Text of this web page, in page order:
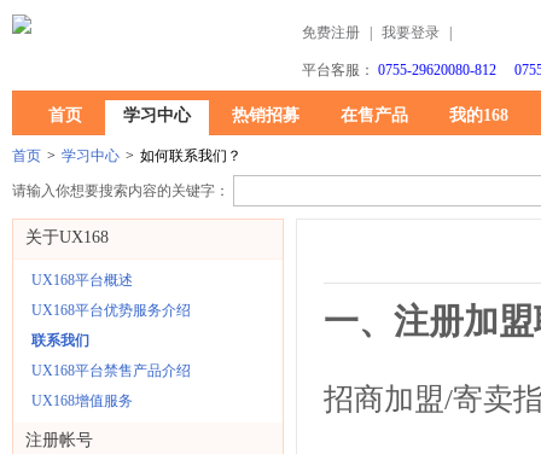
免费注册 我要登录
平台客服： 0755-29620080-812
首页 学习中心 热销招募 在售产品 我的168
首页 > 学习中心 > 如何联系我们？
请输入你想要搜索内容的关键字：
关于UX168
UX168平台概述
UX168平台优势服务介绍
联系我们
UX168平台禁售产品介绍
UX168增值服务
注册帐号
一、注册加
招商加盟/寄卖